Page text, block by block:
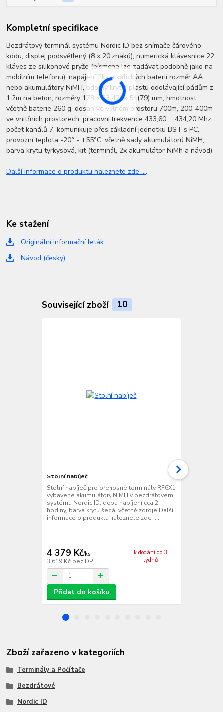
Kompletní specifikace
Bezdrátový terminál systému Nordic ID bez snímače čárového
kódu, displej podsvětlený (8 x 20 znaků), numerická klávesnice 22
kláves ze silikonové pryže (písmena lze zadávat podobně jako na
mobilním telefonu), napájení 2ks alkalických baterií rozměr AA
nebo akumulátory NiMH, odolný kryt z plastu odolávající pádům z
1,2m na beton, rozměry 173 x 23(42) x 54(79) mm, hmotnost
včetně baterie 260 g, dosah ve volném prostoru 700m, 200-400m
ve vnitřních prostorech, pracovní frekvence 433,60 ... 434,20 Mhz,
počet kanálů 7, komunikuje přes základní jednotku BST s PC,
provozní teplota -20° - +55°C, včetně sady akumulátorů NiMH,
barva krytu tyrkysová, kit (terminál, 2x akumulátor NiMh a návod)
Další informace o produktu naleznete zde ....
Ke stažení
Originální informační leták
Návod (česky)
Související zboží 10
Stolní nabíječ
Stolní nabíječ pro přenosné terminály RF6X1
vybavené akumulátory NiMH v bezdrátovém
systému Nordic ID, doba nabíjení cca 2
hodiny, barva krytu šedá, včetně zdroje Další
informace o produktu naleznete zde ....
4 379 Kč/ks
3 619 Kč bez DPH
k dodání do 3
týdnů
Přidat do košíku
Nordic ID
Zboží zařazeno v kategoriích
Terminály a Počítače
Bezdrátové
Nordic ID